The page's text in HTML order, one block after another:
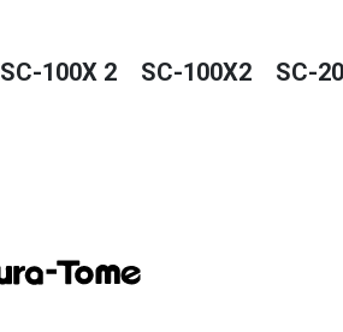
SC-100X 2 SC-100X2 SC-